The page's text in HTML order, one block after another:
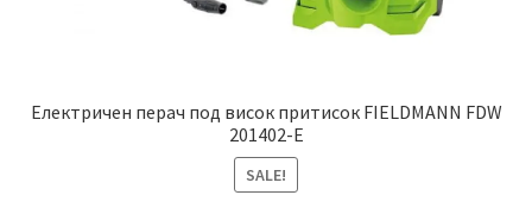
Електричен перач под висок притисок FIELDMANN FDW
201402-E
SALE!